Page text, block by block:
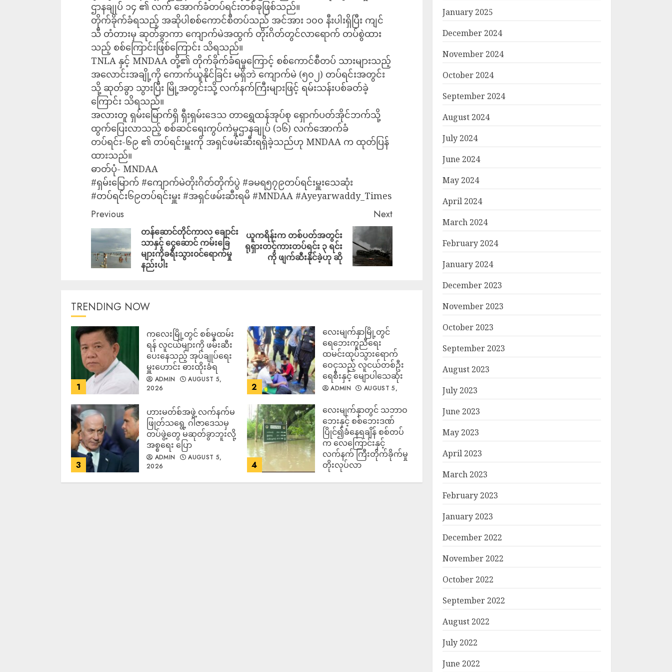
ဌာနချုပ် ၁၄ ၏ လက် အောက်ခံတပ်ရင်းတစ်ခုဖြစ်သည်။
တိုက်ခိုက်ခံရသည့် အဆိုပါစစ်ကောင်စီတပ်သည် အင်အား ၁၀၀ နီးပါးရှိပြီး ကျင်
သီ တံတားမှ ဆုတ်ခွာကာ ကျောက်မဲအထွက် တိုးဂိတ်တွင်လာရောက် တပ်စွဲထား
သည့် စစ်ကြောင်းဖြစ်ကြောင်း သိရသည်။
TNLA နှင့် MNDAA တို့၏ တိုက်ခိုက်ခံရမှုကြောင့် စစ်ကောင်စီတပ် သားများသည့်
အလောင်းအချို့ကို ကောက်ယူနိုင်ခြင်း မရှိဘဲ ကျောက်မဲ (၅၀၂) တပ်ရင်းအတွင်း
သို့ ဆုတ်ခွာ သွားပြီး မြို့အတွင်းသို့ လက်နက်ကြီးများဖြင့် ရမ်းသန်းပစ်ခတ်ခဲ့
ကြောင်း သိရသည်။
အလားတူ ရှမ်းမြောက်ရှိ ရှီးရှမ်းဒေသ တာရွှေထန်အုပ်စု ရှောက်ပတ်အိုင်ဘက်သို့
ထွက်ပြေးလာသည့် စစ်ဆင်ရေးကွပ်ကဲမှုဌာနချုပ် (၁၆) လက်အောက်ခံ
တပ်ရင်း-၆၉ ၏ တပ်ရင်းမှူးကို အရှင်ဖမ်းဆီးရရှိခဲ့သည်ဟု MNDAA က ထုတ်ပြန်
ထားသည်။
ဓာတ်ပုံ- MNDAA
#ရှမ်းမြောက် #ကျောက်မဲတိုးဂိတ်တိုက်ပွဲ #ခမရ၅၇၉တပ်ရင်းမှူးသေဆုံး
#တပ်ရင်း၆၉တပ်ရင်းမှူး #အရှင်ဖမ်းဆီးရမိ #MNDAA #Ayeyarwaddy_Times
Previous
တန်ဆောင်တိုင်ကာလ ချောင်း
သာနှင့် ငွေဆောင် ကမ်းခြေ
များကိုခရီးသွား၀င်ရောက်မှု
နည်းပါး
Next
ယူကရိန်းက တစ်ပတ်အတွင်း
ရုရှားတင့်ကားတပ်ရင်း ၃ ရင်း
ကို ဖျက်ဆီးနိုင်ခဲ့ဟု ဆို
TRENDING NOW
1
ကလေးမြို့တွင် စစ်မှုထမ်း
ရန် လူငယ်များကို ဖမ်းဆီး
ပေးနေသည့် အုပ်ချုပ်ရေး
မှူးဟောင်း ဓားထိုးခံရ
ADMIN
AUGUST 5,
2026
2
လေးမျက်နှာမြို့တွင်
ရေဘေးကူညီရေး
ထမင်းထုပ်သွားရောက်
ဝေငှသည့် လူငယ်တစ်ဦး
ရေစီးနှင့် မျောပါသေဆုံး
ADMIN
AUGUST 5,
3
ဟားမတ်စ်အဖွဲ့ လက်နက်မ
ဖြုတ်သရွေ့ ဂါဇာဒေသမှ
တပ်ဖွဲ့တွေ မဆုတ်ခွာဘူးလို့
အစ္စရေး ပြော
ADMIN
AUGUST 5,
2026
4
‎လေးမျက်နှာတွင် သဘာဝ
ဘေးနှင့် စစ်ဘေးဒဏ်
ပြိုင်၍ခံနေရချိန် စစ်တပ်
က လေကြောင်းနှင့်
လက်နက် ကြီးတိုက်ခိုက်မှု
တိုးလုပ်လာ
January 2025
December 2024
November 2024
October 2024
September 2024
August 2024
July 2024
June 2024
May 2024
April 2024
March 2024
February 2024
January 2024
December 2023
November 2023
October 2023
September 2023
August 2023
July 2023
June 2023
May 2023
April 2023
March 2023
February 2023
January 2023
December 2022
November 2022
October 2022
September 2022
August 2022
July 2022
June 2022